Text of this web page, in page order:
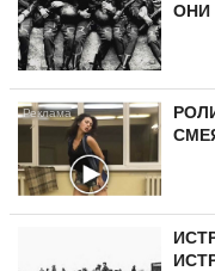
ОНИ